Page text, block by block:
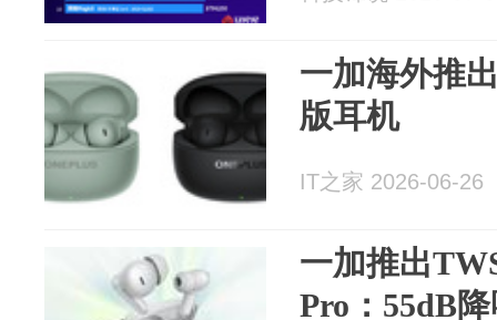
一加海外推
版耳机
IT之家 2026-06-26
一加推出
Pro：55dB